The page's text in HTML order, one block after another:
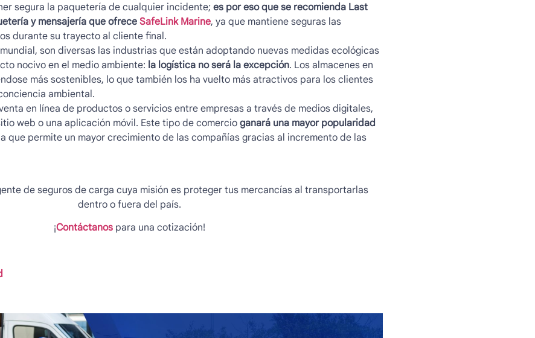
segura la paquetería de cualquier incidente; es por eso que se recomienda Last
y mensajería que ofrece SafeLink Marine, ya que mantiene seguras las
durante su trayecto al cliente final.
son diversas las industrias que están adoptando nuevas medidas ecológicas
nocivo en el medio ambiente: la logística no será la excepción. Los almacenes en
más sostenibles, lo que también los ha vuelto más atractivos para los clientes
ambiental.
en línea de productos o servicios entre empresas a través de medios digitales,
web o una aplicación móvil. Este tipo de comercio ganará una mayor popularidad
que permite un mayor crecimiento de las compañías gracias al incremento de las
de seguros de carga cuya misión es proteger tus mercancías al transportarlas
dentro o fuera del país.
¡Contáctanospara una cotización!